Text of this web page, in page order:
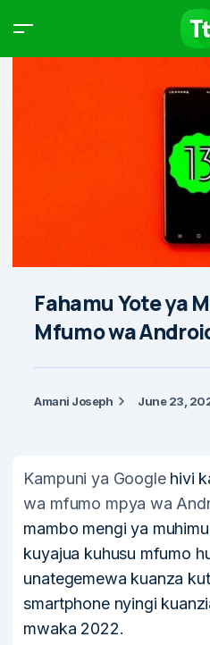
Fahamu Yote ya
Mfumo wa
Amani Joseph June 23,
Kampuni ya Googlehivi
wa mfumo mpya wa
mambo mengi ya
kuyajua kuhusu mfumo
unategemewa kuanza
smartphone nyingi
mwaka 2022.
Products
Type to start